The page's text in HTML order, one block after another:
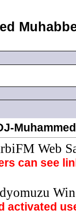
Web
can see
activated